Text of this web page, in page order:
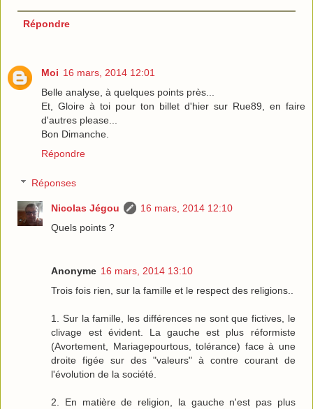
Répondre
Moi 16 mars, 2014 12:01
Belle analyse, à quelques points près...
Et, Gloire à toi pour ton billet d'hier sur Rue89, en faire
d'autres please...
Bon Dimanche.
Répondre
Réponses
Nicolas Jégou
16 mars, 2014 12:10
Quels points ?
Anonyme 16 mars, 2014 13:10
Trois fois rien, sur la famille et le respect des religions..
1. Sur la famille, les différences ne sont que fictives, le
clivage est évident. La gauche est plus réformiste
(Avortement, Mariagepourtous, tolérance) face à une
droite figée sur des "valeurs" à contre courant de
l'évolution de la société.
2. En matière de religion, la gauche n'est pas plus